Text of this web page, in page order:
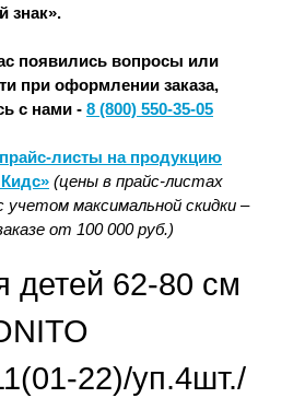
знак».
появились вопросы или
при оформлении заказа,
с нами - 8 (800) 550-35-05
листы на продукцию
(цены в прайс-листах
учетом максимальной скидки –
от 100 000 руб.)
детей 62-80 см
22)/уп.4шт./